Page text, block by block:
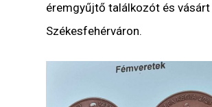
éremgyűjtő találkozót és vásárt
Székesfehérváron.